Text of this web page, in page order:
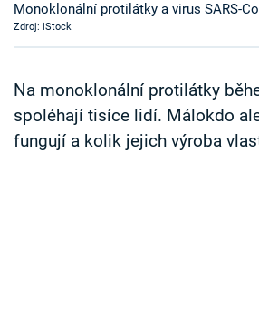
Sledujte nás
Monoklonální protilátky a virus SARS-
Zdroj: iStock
Na monoklonální protilátky
spoléhají tisíce lidí. Málokdo
fungují a kolik jejich výroba